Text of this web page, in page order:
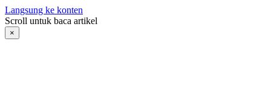
Langsung ke konten
Scroll untuk baca artikel
×